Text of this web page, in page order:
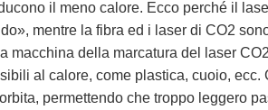
il meno calore. Ecco perché il
mentre la fibra ed i laser di CO2
macchina della marcatura del laser
al calore, come plastica, cuoio,
permettendo che troppo leggero